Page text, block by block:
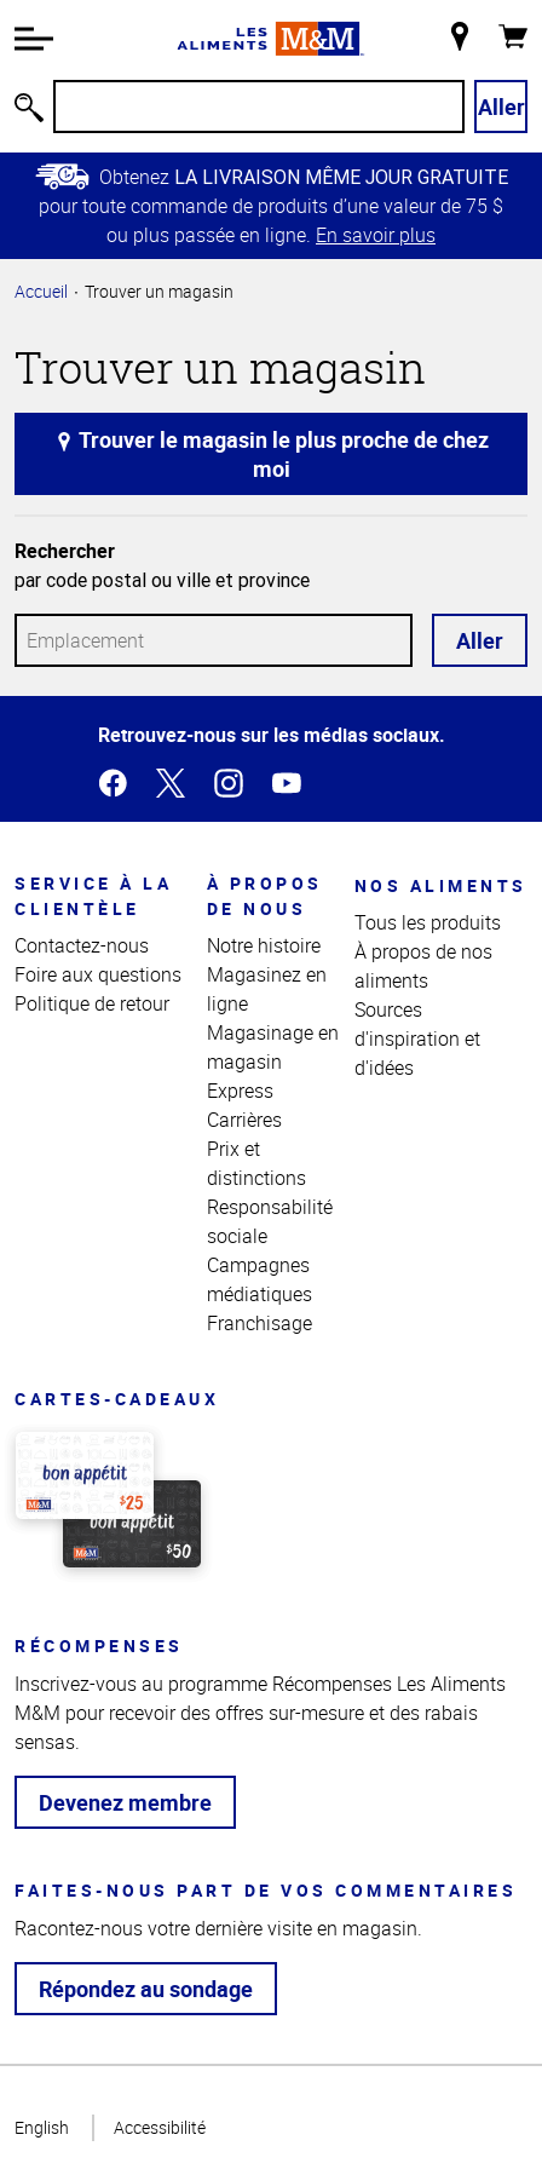
relative à
Passer
contenu
principal
Retour à
principale
magasin
Aller
Obtenez LA LIVRAISON MÊME JOUR GRATUITE
pour toute commande de produits d’une valeur de 75 $
ou plus passée en ligne. En savoir plus
Accueil Trouver un magasin
Trouver un magasin
moi
Rechercher
par code postal ou ville et province
Aller
Retrouvez-nous sur les médias sociaux.
SERVICE À LA
CLIENTÈLE
Contactez-nous
Foire aux questions
Politique de retour
À PROPOS
DE NOUS
Notre histoire
Magasinez en
ligne
Magasinage en
magasin
Express
Carrières
Prix et
distinctions
Responsabilité
sociale
Campagnes
médiatiques
Franchisage
NOS ALIMENTS
Tous les produits
À propos de nos
aliments
Sources
d'inspiration et
d'idées
CARTES-CADEAUX
RÉCOMPENSES
Inscrivez-vous au programme Récompenses Les Aliments
M&M pour recevoir des offres sur-mesure et des rabais
sensas.
Devenez membre
FAITES-NOUS PART DE VOS COMMENTAIRES
Racontez-nous votre dernière visite en magasin.
Répondez au sondage
page
English Accessibilité